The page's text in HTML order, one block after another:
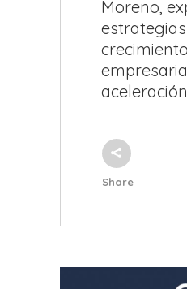
Moreno,
crecimiento
aceleración
Share